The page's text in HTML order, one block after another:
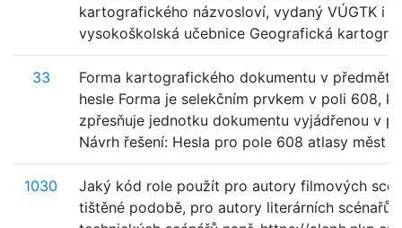
kartografického názvosloví, vydaný VÚGTK i
vysokoškolská učebnice Geografická
33
Forma kartografického dokumentu v
hesle Forma je selekčním prvkem v poli 608,
zpřesňuje jednotku dokumentu vyjádřenou v
Návrh řešení: Hesla pro pole 608 atlasy měst ...
1030
Jaký kód role použít pro autory filmových
tištěné podobě, pro autory literárních scénařů